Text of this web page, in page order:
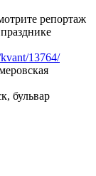
репортаж
13764/
бульвар